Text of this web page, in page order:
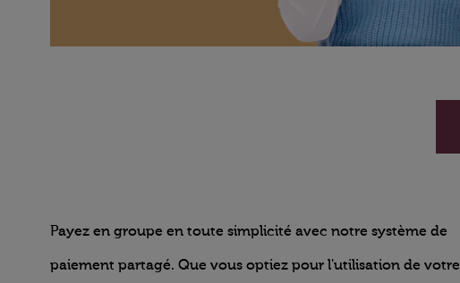
Payez en groupe en toute simplicité avec notre système de
paiement partagé. Que vous optiez pour l'utilisation de votre